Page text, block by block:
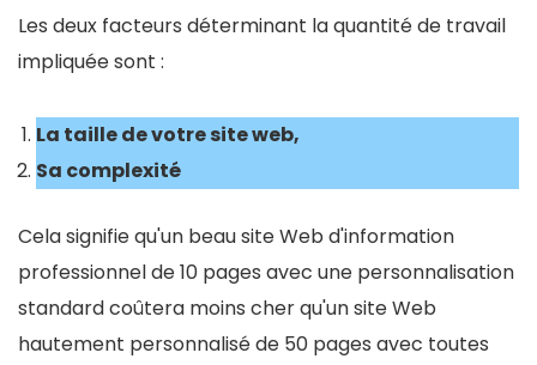
Les deux facteurs déterminant la quantité de travail
impliquée sont :
La taille de votre site web,
Sa complexité
Cela signifie qu'un beau site Web d'information
professionnel de 10 pages avec une personnalisation
standard coûtera moins cher qu'un site Web
hautement personnalisé de 50 pages avec toutes